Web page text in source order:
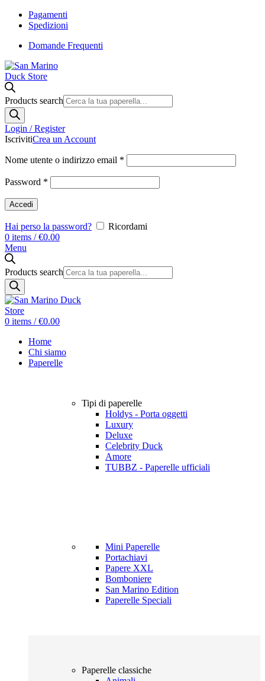
Pagamenti
Spedizioni
Domande Frequenti
Products search
Login / Register
IscrivitiCrea un Account
Nome utente o indirizzo email *
Password *
Accedi
Hai perso la password?
Ricordami
0 items / €0.00
Menu
Products search
0 items / €0.00
Home
Chi siamo
Paperelle
Tipi di paperelle
Holdys - Porta oggetti
Luxury
Deluxe
Celebrity Duck
Amore
TUBBZ - Paperelle ufficiali
Mini Paperelle
Portachiavi
Papere XXL
Bomboniere
San Marino Edition
Paperelle Speciali
Paperelle classiche